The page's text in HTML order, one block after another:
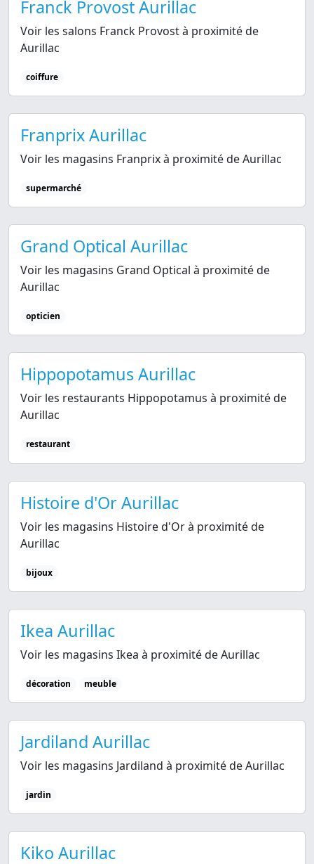
Franck Provost Aurillac
Voir les salons Franck Provost à proximité de
Aurillac
coiffure
Franprix Aurillac
Voir les magasins Franprix à proximité de Aurillac
supermarché
Grand Optical Aurillac
Voir les magasins Grand Optical à proximité de
Aurillac
opticien
Hippopotamus Aurillac
Voir les restaurants Hippopotamus à proximité de
Aurillac
restaurant
Histoire d'Or Aurillac
Voir les magasins Histoire d'Or à proximité de
Aurillac
bijoux
Ikea Aurillac
Voir les magasins Ikea à proximité de Aurillac
décoration meuble
Jardiland Aurillac
Voir les magasins Jardiland à proximité de Aurillac
jardin
Kiko Aurillac